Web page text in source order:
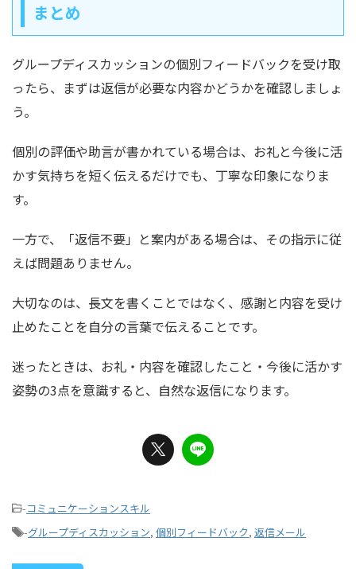
まとめ
グループディスカッションの個別フィードバックを受け取
ったら、まずは返信が必要な内容かどうかを確認しましょ
う。
個別の評価や助言が書かれている場合は、お礼と今後に活
かす気持ちを短く伝えるだけでも、丁寧な印象になりま
す。
一方で、「返信不要」と案内がある場合は、その指示に従
えば問題ありません。
大切なのは、長文を書くことではなく、感謝と内容を受け
止めたことを自分の言葉で伝えることです。
迷ったときは、お礼・内容を確認したこと・今後に活かす
姿勢の3点を意識すると、自然な返信になります。
-コミュニケーションスキル
-グループディスカッション, 個別フィードバック, 返信メール